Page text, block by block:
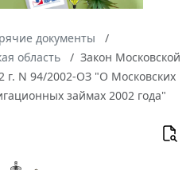
документы
область
Закон Московской
г. N 94/2002-ОЗ "О Московских
займах 2002 года"